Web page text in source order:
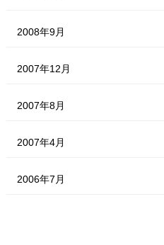
2008年9月
2007年12月
2007年8月
2007年4月
2006年7月